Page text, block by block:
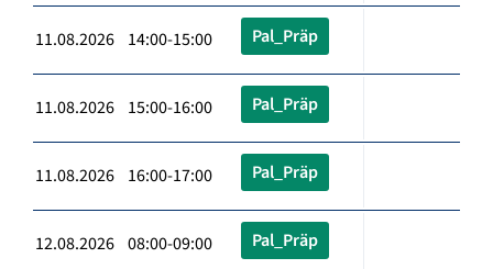
11.08.2026 14:00-15:00 Pal_Präp
11.08.2026 15:00-16:00 Pal_Präp
11.08.2026 16:00-17:00 Pal_Präp
12.08.2026 08:00-09:00 Pal_Präp